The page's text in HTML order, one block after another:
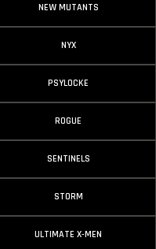
NEW MUTANTS
NYX
PSYLOCKE
ROGUE
SENTINELS
STORM
ULTIMATE X-MEN